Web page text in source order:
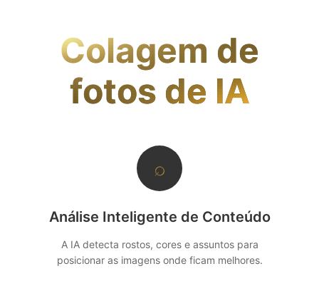
Colagem de
fotos de IA
⌕
Análise Inteligente de Conteúdo
A IA detecta rostos, cores e assuntos para
posicionar as imagens onde ficam melhores.